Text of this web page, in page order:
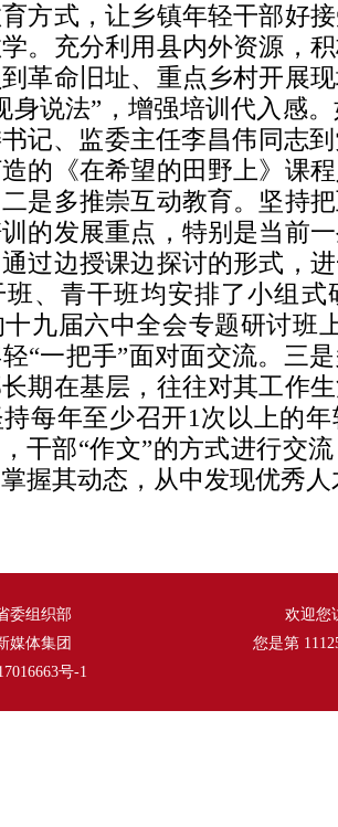
方式，让乡镇年轻干部好
。充分利用县内外资源，
革命旧址、重点乡村开展
身说法”，增强培训代入感
记、监委主任李昌伟同志
的《在希望的田野上》课
是多推崇互动教育。坚持
的发展重点，特别是当前
过边授课边探讨的形式，
、青干班均安排了小组式
十九届六中全会专题研讨班
“一把手”面对面交流。三
期在基层，往往对其工作
每年至少召开1次以上的
干部“作文”的方式进行交
握其动态，从中发现优秀人
委组织部
媒体集团
号-1
欢迎您
您是第